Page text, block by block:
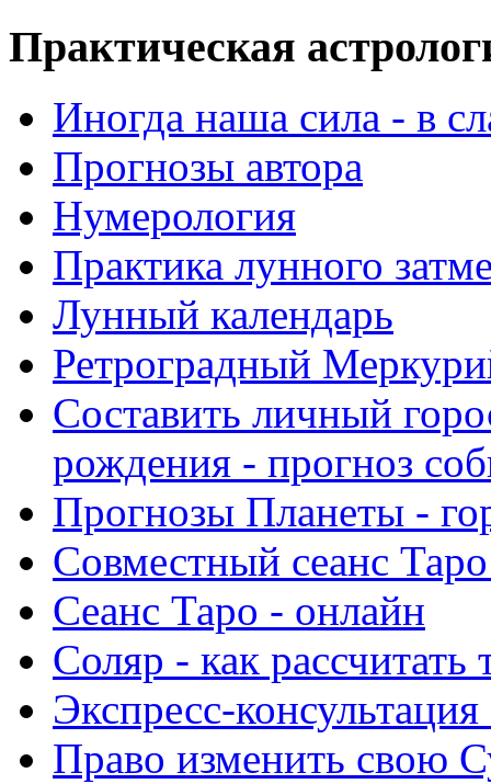
Практическая
Иногда наша сила - в
Прогнозы автора
Нумерология
Практика лунного
Лунный календарь
Ретроградный
Составить личный
рождения - прогноз
Прогнозы Планеты -
Совместный сеанс
Сеанс Таро - онлайн
Соляр - как
Экспресс-
Право изменить свою